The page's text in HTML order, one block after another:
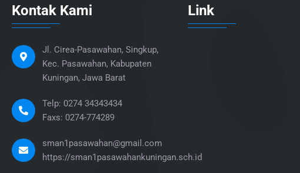
Kontak Kami
Jl. Cirea-Pasawahan, Singkup,
Kec. Pasawahan, Kabupaten
Kuningan, Jawa Barat
Telp: 0274 34343434
Faxs: 0274-774289
sman1pasawahan@gmail.com
https://sman1pasawahankuningan.sch.id
Link